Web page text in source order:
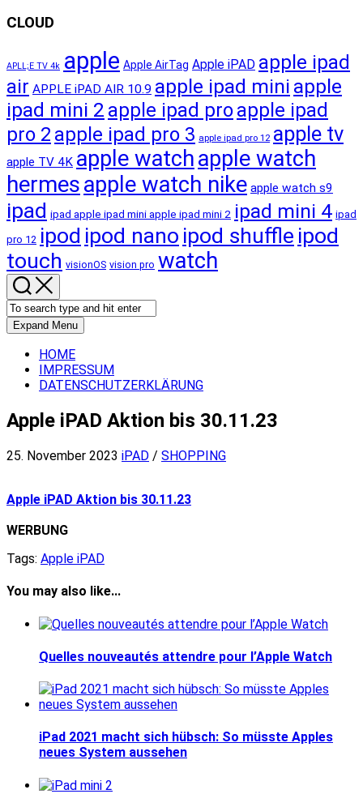
CLOUD
APLL;E TV 4k apple Apple AirTag Apple iPAD apple ipad
air APPLE iPAD AIR 10.9 apple ipad mini apple
ipad mini 2 apple ipad proapple ipad
pro 2 apple ipad pro 3 apple ipad pro 12 apple tv
apple TV 4K apple watchapple watch
hermesapple watch nike apple watch s9
ipad ipad apple ipad mini apple ipad mini 2 ipad mini 4 ipad
pro 12 ipod ipod nano ipod shuffle ipod
touch visionOS vision pro watch
Expand Menu
HOME
IMPRESSUM
DATENSCHUTZERKLÄRUNG
Apple iPAD Aktion bis 30.11.23
25. November 2023 iPAD / SHOPPING
Apple iPAD Aktion bis 30.11.23
WERBUNG
Tags: Apple iPAD
You may also like...
Quelles nouveautés attendre pour l’Apple Watch
iPad 2021 macht sich hübsch: So müsste Apples
neues System aussehen